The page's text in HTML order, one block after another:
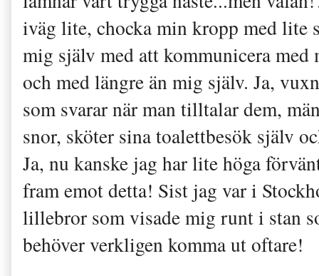
iväg lite, chocka min kropp med lite
mig själv med att kommunicera
och med längre än mig själv. Ja,
som svarar när man tilltalar dem,
snor, sköter sina toalettbesök själv
Ja, nu kanske jag har lite höga
fram emot detta! Sist jag var i
lillebror som visade mig runt i stan
behöver verkligen komma ut oftare!